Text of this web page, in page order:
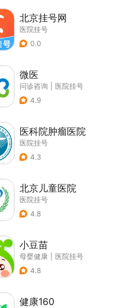
北京挂号网
医院挂号
0.0
微医
问诊咨询
医院挂号
4.9
医科院肿瘤医院
医院挂号
4.3
北京儿童医院
医院挂号
4.8
小豆苗
母婴健康
医院挂号
4.8
健康160